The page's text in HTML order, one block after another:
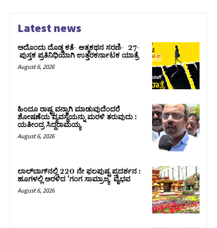
Latest news
ಅದೊಂದು ದೊಡ್ಡ ಕತೆ- ಆತ್ಮಕಥನ ಸರಣಿ- 27-
ಪುಸ್ತಕ ಪ್ರತಿನಿಧಿಯಾಗಿ ಉತ್ತರಕರ್ನಾಟಕ ಯಾತ್ರೆ
August 6, 2026
ಹಿಂದೂ ರಾಷ್ಟ್ರವನ್ನಾಗಿ ಮಾಡುವುದೆಂದರೆ
ಶೋಷಣೆಯ ವ್ಯವಸ್ಥೆಯನ್ನು ಮರಳಿ ತರುವುದು :
ಯತೀಂದ್ರ ಸಿದ್ದರಾಮಯ್ಯ
August 6, 2026
ಲಾಲ್‍ಬಾಗ್‍ನಲ್ಲಿ 220 ನೇ ಫಲಪುಷ್ಪ ಪ್ರದರ್ಶನ :
ಹೂಗಳಲ್ಲಿ ಅರಳಿದ ‘ಗಂಗ ಸಾಮ್ರಾಜ್ಯ’ ವೈಭವ
August 6, 2026